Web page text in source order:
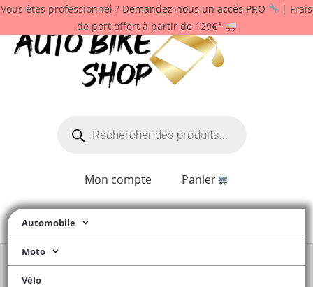
Vous êtes professionnel ? Demandez-nous un accès PRO
| Frais
de port offert à partir de 129€*
Mon compte Panier
Automobile
Moto
Vélo